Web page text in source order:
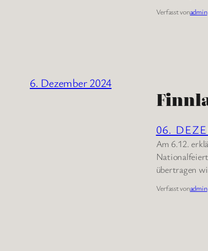
Verfasst vonadmin
6. Dezember 2024
06.
Am 6.12.
übertragen
Verfasst vonadmin